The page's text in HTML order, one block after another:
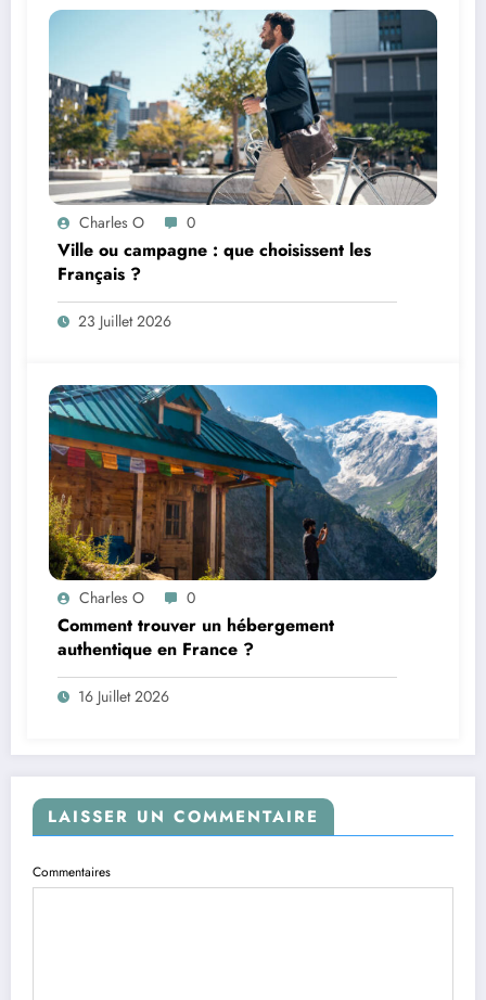
Charles O 0
Ville ou campagne : que choisissent les
Français ?
23 Juillet 2026
Charles O 0
Comment trouver un hébergement
authentique en France ?
16 Juillet 2026
LAISSER UN COMMENTAIRE
Commentaires